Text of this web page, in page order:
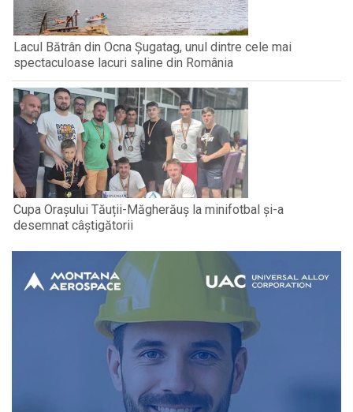
Lacul Bătrân din Ocna Șugatag, unul dintre cele mai
spectaculoase lacuri saline din România
Cupa Orașului Tăuții-Măgherăuș la minifotbal și-a
desemnat câștigătorii